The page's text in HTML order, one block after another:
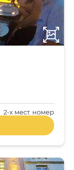
2-x мест. номер